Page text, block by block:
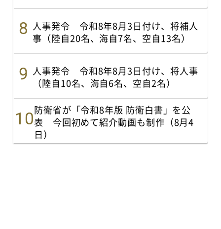
人事発令 令和8年8月3日付け、将補人
事（陸自20名、海自7名、空自13名）
人事発令 令和8年8月3日付け、将人事
（陸自10名、海自6名、空自2名）
防衛省が「令和8年版 防衛白書」を公
表 今回初めて紹介動画も制作（8月4
日）